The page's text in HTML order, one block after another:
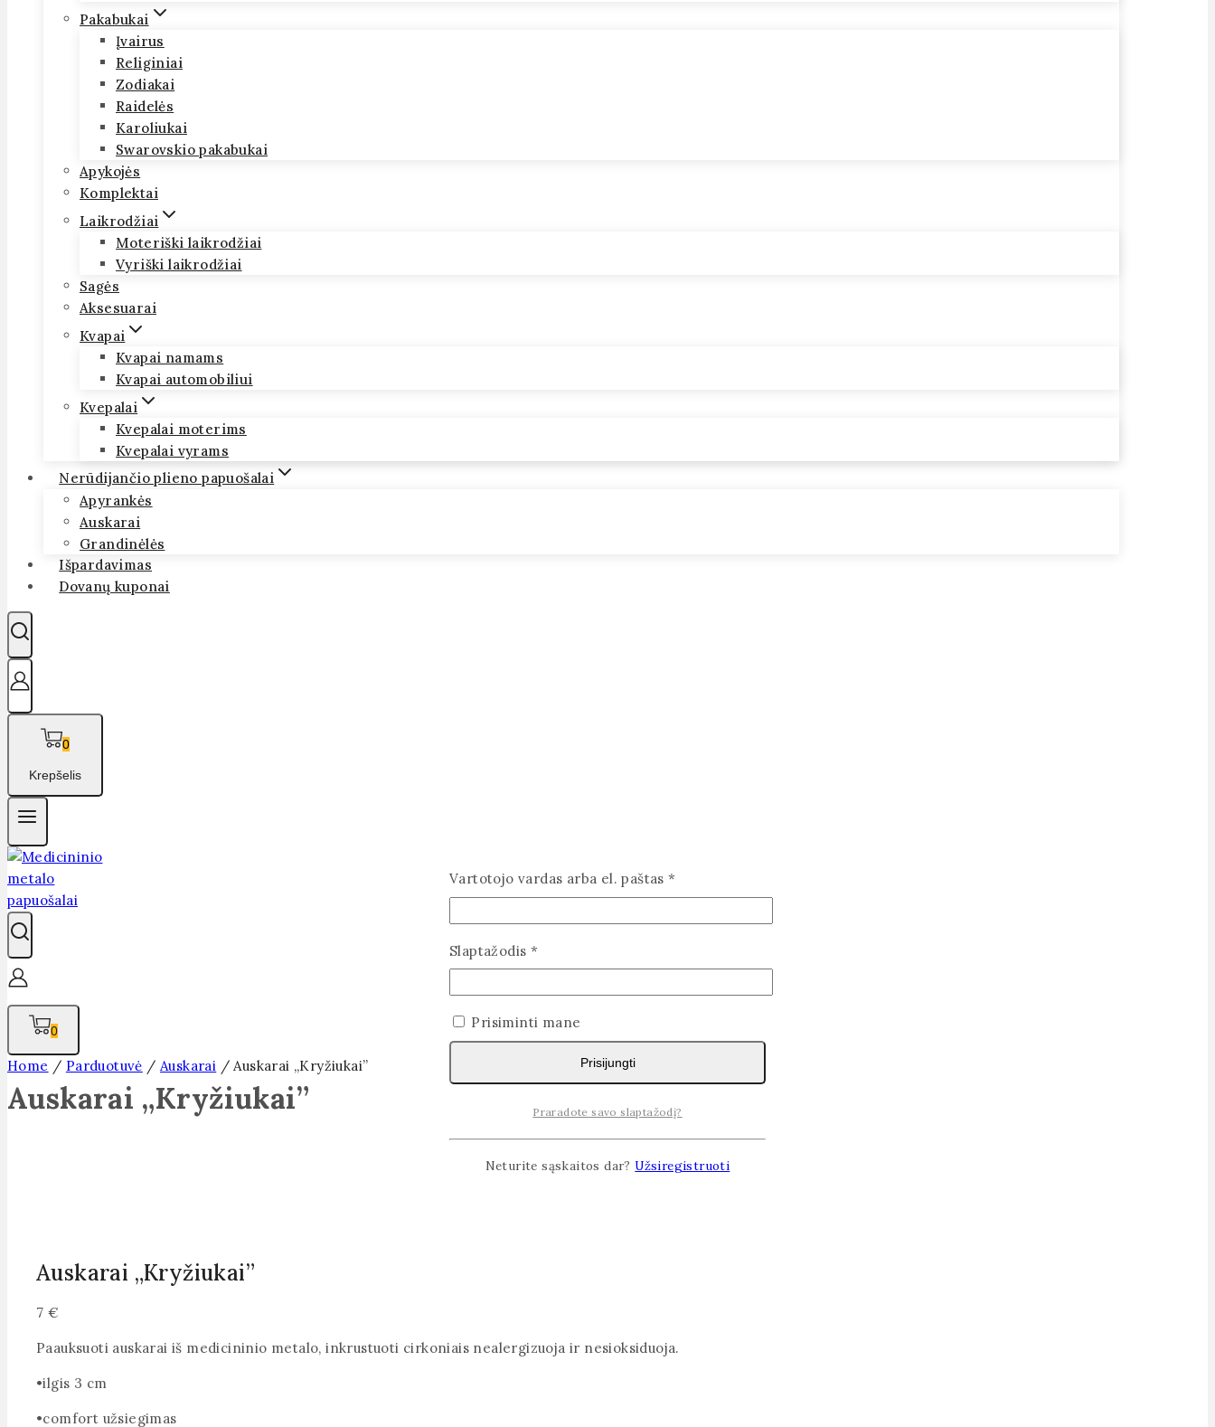
Pakabukai
Įvairus
Religiniai
Zodiakai
Raidelės
Karoliukai
Swarovskio pakabukai
Apykojės
Komplektai
Laikrodžiai
Moteriški laikrodžiai
Vyriški laikrodžiai
Sagės
Aksesuarai
Kvapai
Kvapai namams
Kvapai automobiliui
Kvepalai
Kvepalai moterims
Kvepalai vyrams
Nerūdijančio plieno papuošalai
Apyrankės
Auskarai
Grandinėlės
Išpardavimas
Dovanų kuponai
0
Krepšelis
0
Home / Parduotuvė / Auskarai / Auskarai „Kryžiukai”
Auskarai „Kryžiukai”
Auskarai „Kryžiukai”
7 €
Paauksuoti auskarai iš medicininio metalo, inkrustuoti cirkoniais nealergizuoja ir nesioksiduoja.
•ilgis 3 cm
•comfort užsiegimas
Vartotojo vardas arba el. paštas*
Slaptažodis *
Prisiminti mane
Prisijungti
Praradote savo slaptažodį?
Neturite sąskaitos dar?Užsiregistruoti